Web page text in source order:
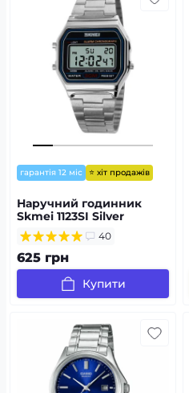
гарантія 12 міс ⭐ хіт продажів
Наручний годинник
Skmei 1123SI Silver
40
625 грн
Купити